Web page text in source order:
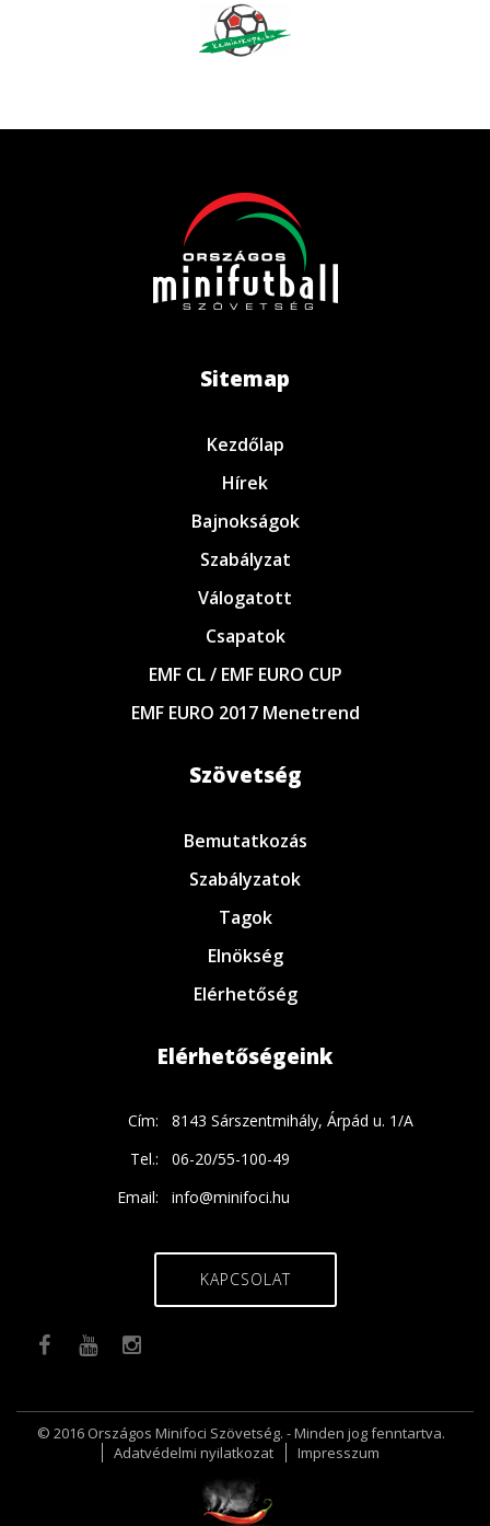
Sitemap
Kezdőlap
Hírek
Bajnokságok
Szabályzat
Válogatott
Csapatok
EMF CL / EMF EURO CUP
EMF EURO 2017 Menetrend
Szövetség
Bemutatkozás
Szabályzatok
Tagok
Elnökség
Elérhetőség
Elérhetőségeink
Cím:
8143 Sárszentmihály, Árpád u. 1/A
Tel.:
06-20/55-100-49
Email:
info@minifoci.hu
KAPCSOLAT
© 2016 Országos Minifoci Szövetség. - Minden jog fenntartva.
Adatvédelmi nyilatkozat
Impresszum